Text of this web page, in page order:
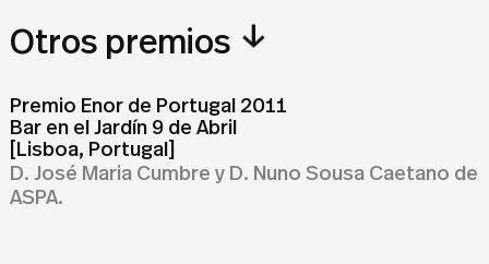
Otros premios ↓
Premio Enor de Portugal 2011
Bar en el Jardín 9 de Abril
[Lisboa, Portugal]
D. José Maria Cumbre y D. Nuno Sousa Caetano de
ASPA.